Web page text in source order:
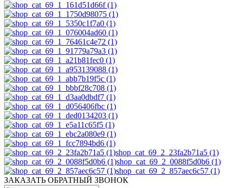
shop_cat_69_2_23fa2b71a5 (1)
shop_cat_69_2_0088f5d0b6 (1)
shop_cat_69_2_857aec6c57 (1)
ЗАКАЗАТЬ ОБРАТНЫЙ ЗВОНОК